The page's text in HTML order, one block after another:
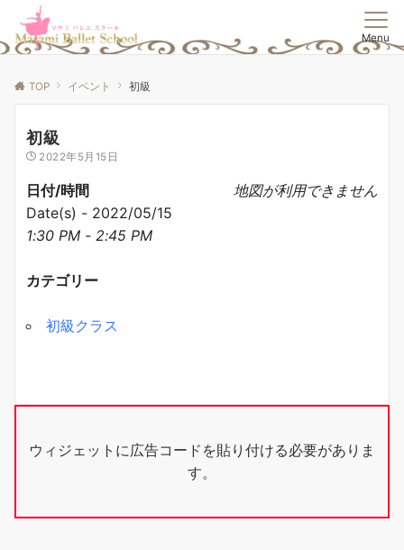
Menu
TOP イベント 初級
初級
2022年5月15日
地図が利用できません
日付/時間
Date(s) - 2022/05/15
1:30 PM - 2:45 PM
カテゴリー
初級クラス
ウィジェットに広告コードを貼り付ける必要がありま
す。